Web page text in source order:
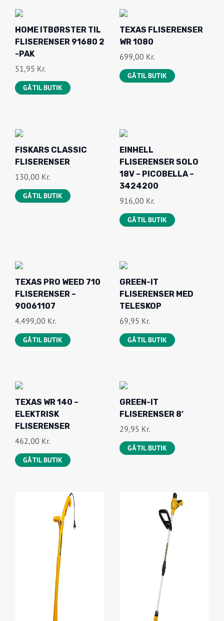
HOME ITBØRSTER TIL
FLISERENSER 91680 2
-PAK
51,95 Kr.
GÅ TIL BUTIK
TEXAS FLISERENSER
WR 1080
699,00 Kr.
GÅ TIL BUTIK
FISKARS CLASSIC
FLISERENSER
130,00 Kr.
GÅ TIL BUTIK
EINHELL
FLISERENSER SOLO
18V – PICOBELLA –
3424200
916,00 Kr.
GÅ TIL BUTIK
TEXAS PRO WEED 710
FLISERENSER –
90061107
4.499,00 Kr.
GÅ TIL BUTIK
GREEN-IT
FLISERENSER MED
TELESKOP
69,95 Kr.
GÅ TIL BUTIK
TEXAS WR 140 –
ELEKTRISK
FLISERENSER
462,00 Kr.
GÅ TIL BUTIK
GREEN-IT
FLISERENSER 8′
29,95 Kr.
GÅ TIL BUTIK